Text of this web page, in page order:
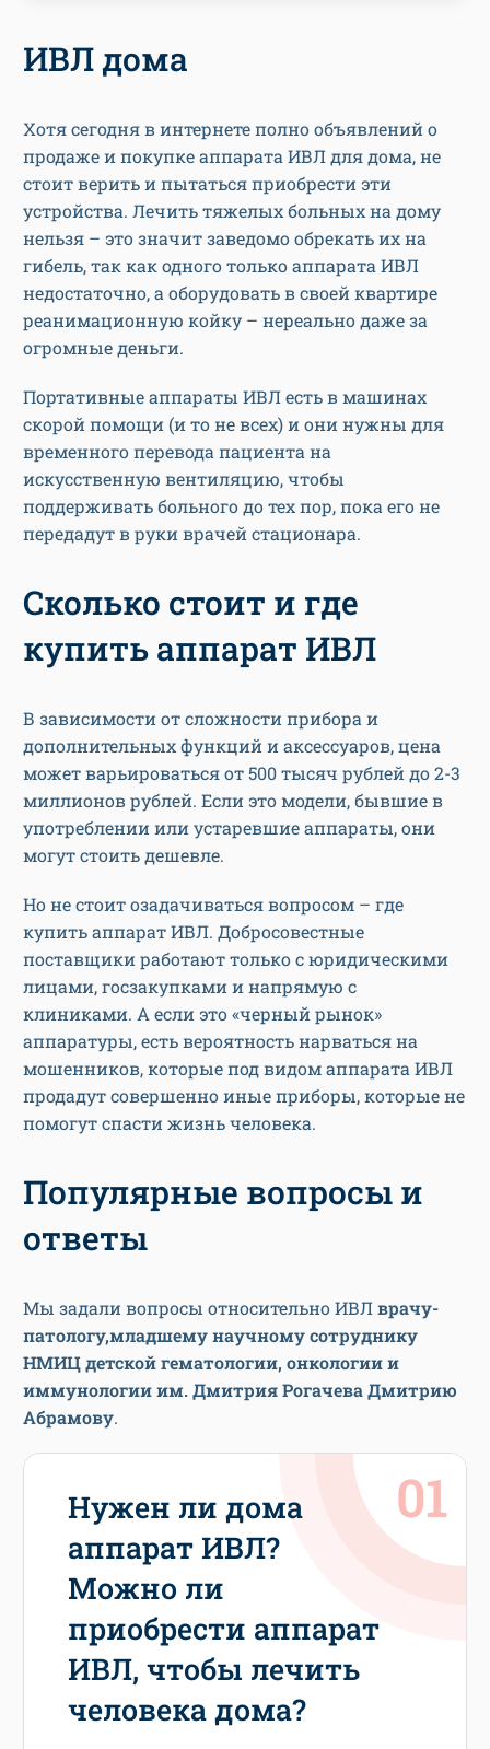
ИВЛ дома
Хотя сегодня в интернете полно объявлений о
продаже и покупке аппарата ИВЛ для дома, не
стоит верить и пытаться приобрести эти
устройства. Лечить тяжелых больных на дому
нельзя – это значит заведомо обрекать их на
гибель, так как одного только аппарата ИВЛ
недостаточно, а оборудовать в своей квартире
реанимационную койку – нереально даже за
огромные деньги.
Портативные аппараты ИВЛ есть в машинах
скорой помощи (и то не всех) и они нужны для
временного перевода пациента на
искусственную вентиляцию, чтобы
поддерживать больного до тех пор, пока его не
передадут в руки врачей стационара.
Сколько стоит и где
купить аппарат ИВЛ
В зависимости от сложности прибора и
дополнительных функций и аксессуаров, цена
может варьироваться от 500 тысяч рублей до 2-3
миллионов рублей. Если это модели, бывшие в
употреблении или устаревшие аппараты, они
могут стоить дешевле.
Но не стоит озадачиваться вопросом – где
купить аппарат ИВЛ. Добросовестные
поставщики работают только с юридическими
лицами, госзакупками и напрямую с
клиниками. А если это «черный рынок»
аппаратуры, есть вероятность нарваться на
мошенников, которые под видом аппарата ИВЛ
продадут совершенно иные приборы, которые не
помогут спасти жизнь человека.
Популярные вопросы и
ответы
Мы задали вопросы относительно ИВЛврачу-
патологу,младшему научному сотруднику
НМИЦ детской гематологии, онкологии и
иммунологии им. Дмитрия Рогачева Дмитрию
Абрамову.
Нужен ли дома
аппарат ИВЛ?
Можно ли
приобрести аппарат
ИВЛ, чтобы лечить
человека дома?